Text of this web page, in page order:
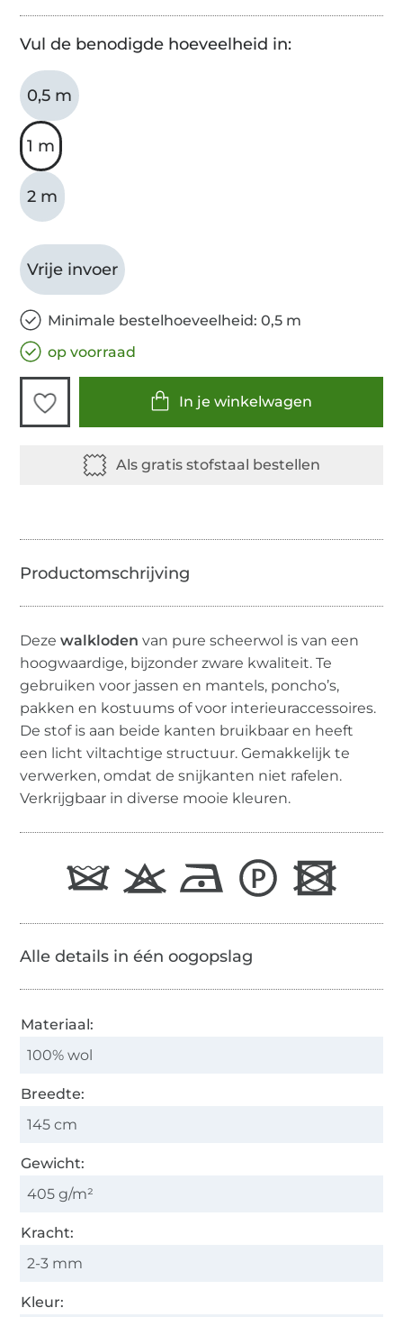
Vul de benodigde hoeveelheid in:
0,5 m
1 m
2 m
Vrije invoer
Minimale bestelhoeveelheid: 0,5 m
op voorraad
In je winkelwagen
Dezewalkloden van pure scheerwol is van een
hoogwaardige, bijzonder zware kwaliteit. Te
gebruiken voor jassen en mantels, poncho’s,
pakken en kostuums of voor interieuraccessoires.
De stof is aan beide kanten bruikbaar en heeft
een licht viltachtige structuur. Gemakkelijk te
verwerken, omdat de snijkanten niet rafelen.
Verkrijgbaar in diverse mooie kleuren.
Alle details in één oogopslag
Materiaal:
100% wol
Breedte:
145 cm
Gewicht:
405 g/m²
Kracht:
2-3 mm
Kleur: